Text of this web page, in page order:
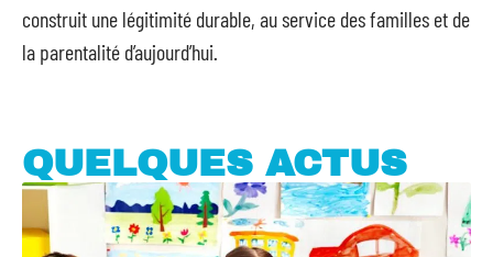
construit une légitimité durable, au service des familles et de
la parentalité d’aujourd’hui.
QUELQUES ACTUS